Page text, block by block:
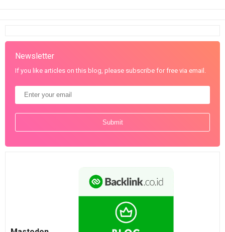
Newsletter
If you like articles on this blog, please subscribe for free via email.